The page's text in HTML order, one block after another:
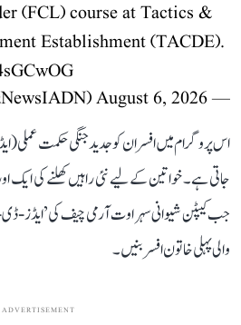
(FCL) course at Tactics &
Establishment (TACDE).
— IADN (@NewsIADN)
August 6, 2026
اس پروگرام میں افسران کو جدید جنگی حکمت عملی
جاتی ہے۔ خواتین کے لیے نئی راہیں کھلنے کی
جب کیپٹن شیوانی سہراوت آرمی چیف کی
والی پہلی خاتون افسر بنیں۔
ADVERTISEMENT